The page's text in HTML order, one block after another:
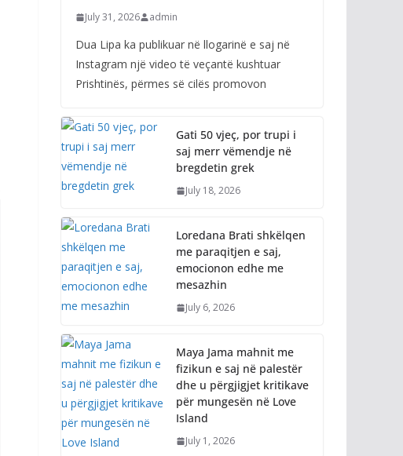
July 31, 2026 admin
Dua Lipa ka publikuar në llogarinë e saj në
Instagram një video të veçantë kushtuar
Prishtinës, përmes së cilës promovon
Gati 50 vjeç, por trupi i
saj merr vëmendje në
bregdetin grek
July 18, 2026
Loredana Brati shkëlqen
me paraqitjen e saj,
emocionon edhe me
mesazhin
July 6, 2026
Maya Jama mahnit me
fizikun e saj në palestër
dhe u përgjigjet kritikave
për mungesën në Love
Island
July 1, 2026